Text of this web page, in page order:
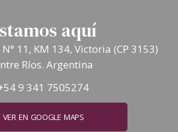
aquí
11, KM 134, Victoria (CP 3153)
Ríos. Argentina
9 341 7505274
VER EN GOOGLE MAPS